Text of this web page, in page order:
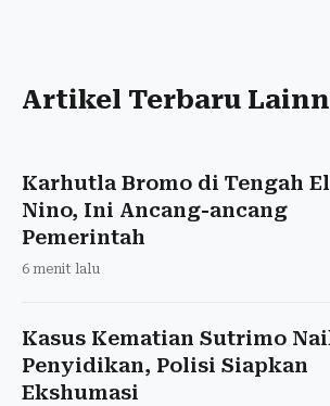
Artikel Terbaru
Karhutla Bromo di Tengah El
Nino, Ini Ancang-ancang
Pemerintah
6 menit lalu
Kasus Kematian Sutrimo
Penyidikan, Polisi Siapkan
Ekshumasi